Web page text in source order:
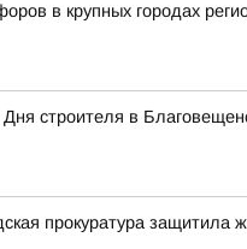
в крупных городах
строителя в
прокуратура